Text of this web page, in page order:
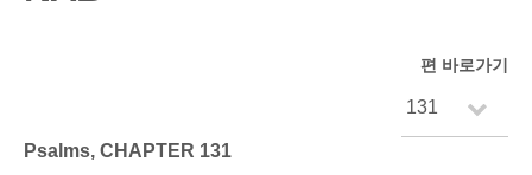
편 바로가기
Psalms, CHAPTER 131